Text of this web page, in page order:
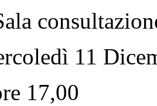
11
17,00